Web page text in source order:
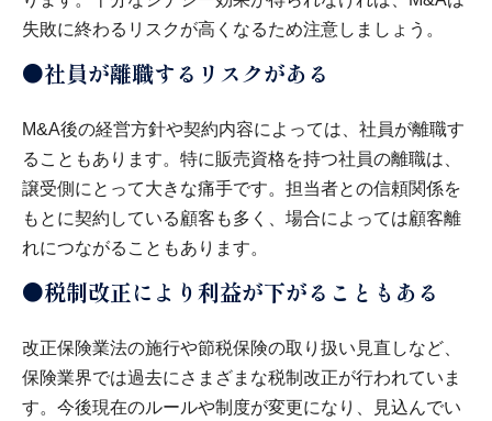
失敗に終わるリスクが高くなるため注意しましょう。
●社員が離職するリスクがある
M&A後の経営方針や契約内容によっては、社員が離職す
ることもあります。特に販売資格を持つ社員の離職は、
譲受側にとって大きな痛手です。担当者との信頼関係を
もとに契約している顧客も多く、場合によっては顧客離
れにつながることもあります。
●税制改正により利益が下がることもある
改正保険業法の施行や節税保険の取り扱い見直しなど、
保険業界では過去にさまざまな税制改正が行われていま
す。今後現在のルールや制度が変更になり、見込んでい